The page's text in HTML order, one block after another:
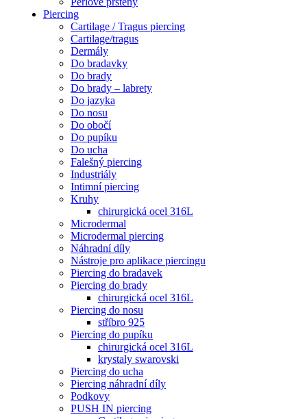
Piercing
Cartilage / Tragus piercing
Cartilage/tragus
Dermály
Do bradavky
Do brady
Do brady – labrety
Do jazyka
Do nosu
Do obočí
Do pupíku
Do ucha
Falešný piercing
Industriály
Intimní piercing
Kruhy
chirurgická ocel 316L
Microdermal
Microdermal piercing
Náhradní díly
Nástroje pro aplikace piercingu
Piercing do bradavek
Piercing do brady
chirurgická ocel 316L
Piercing do nosu
stříbro 925
Piercing do pupíku
chirurgická ocel 316L
krystaly swarovski
Piercing do ucha
Piercing náhradní díly
Podkovy
PUSH IN piercing